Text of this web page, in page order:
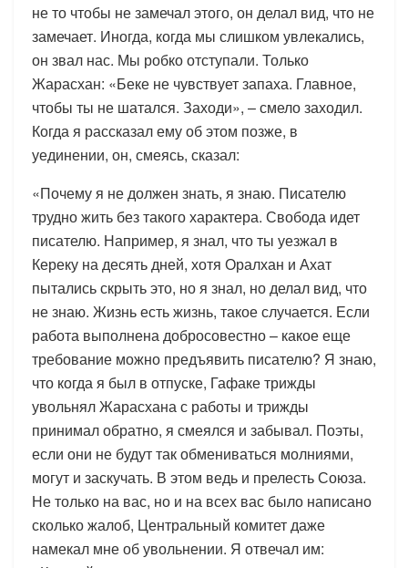
не то чтобы не замечал этого, он делал вид, что не
замечает. Иногда, когда мы слишком увлекались,
он звал нас. Мы робко отступали. Только
Жарасхан: «Беке не чувствует запаха. Главное,
чтобы ты не шатался. Заходи», – смело заходил.
Когда я рассказал ему об этом позже, в
уединении, он, смеясь, сказал:
«Почему я не должен знать, я знаю. Писателю
трудно жить без такого характера. Свобода идет
писателю. Например, я знал, что ты уезжал в
Кереку на десять дней, хотя Оралхан и Ахат
пытались скрыть это, но я знал, но делал вид, что
не знаю. Жизнь есть жизнь, такое случается. Если
работа выполнена добросовестно – какое еще
требование можно предъявить писателю? Я знаю,
что когда я был в отпуске, Гафаке трижды
увольнял Жарасхана с работы и трижды
принимал обратно, я смеялся и забывал. Поэты,
если они не будут так обмениваться молниями,
могут и заскучать. В этом ведь и прелесть Союза.
Не только на вас, но и на всех вас было написано
сколько жалоб, Центральный комитет даже
намекал мне об увольнении. Я отвечал им: